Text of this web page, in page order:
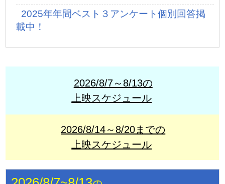
2025年年間ベスト３アンケート個別回答掲
載中！
2026/8/7～8/13の
上映スケジュール
2026/8/14～8/20までの
上映スケジュール